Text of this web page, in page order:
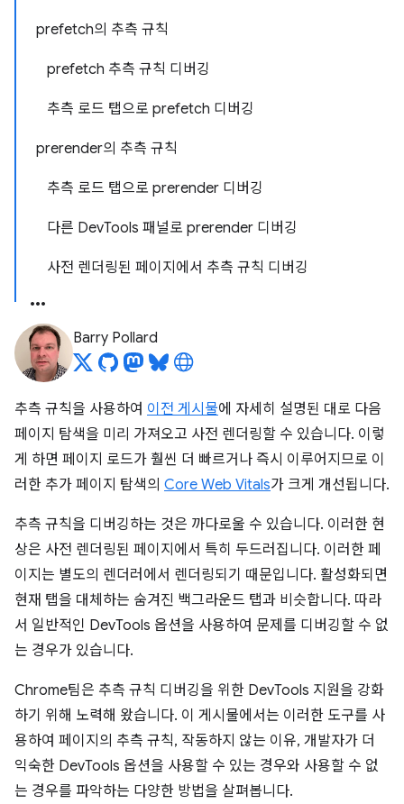
prefetch의 추측 규칙
prefetch 추측 규칙 디버깅
추측 로드 탭으로 prefetch 디버깅
prerender의 추측 규칙
추측 로드 탭으로 prerender 디버깅
다른 DevTools 패널로 prerender 디버깅
사전 렌더링된 페이지에서 추측 규칙 디버깅
Barry Pollard
추측 규칙을 사용하여 이전 게시물에 자세히 설명된 대로 다음
페이지 탐색을 미리 가져오고 사전 렌더링할 수 있습니다. 이렇
게 하면 페이지 로드가 훨씬 더 빠르거나 즉시 이루어지므로 이
러한 추가 페이지 탐색의 Core Web Vitals가 크게 개선됩니다.
추측 규칙을 디버깅하는 것은 까다로울 수 있습니다. 이러한 현
상은 사전 렌더링된 페이지에서 특히 두드러집니다. 이러한 페
이지는 별도의 렌더러에서 렌더링되기 때문입니다. 활성화되면
현재 탭을 대체하는 숨겨진 백그라운드 탭과 비슷합니다. 따라
서 일반적인 DevTools 옵션을 사용하여 문제를 디버깅할 수 없
는 경우가 있습니다.
Chrome팀은 추측 규칙 디버깅을 위한 DevTools 지원을 강화
하기 위해 노력해 왔습니다. 이 게시물에서는 이러한 도구를 사
용하여 페이지의 추측 규칙, 작동하지 않는 이유, 개발자가 더
익숙한 DevTools 옵션을 사용할 수 있는 경우와 사용할 수 없
는 경우를 파악하는 다양한 방법을 살펴봅니다.